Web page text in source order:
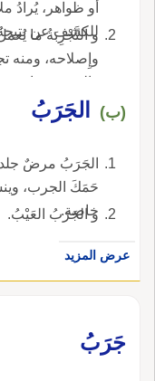
أَو ظواهر، يُرادُ
للكشف عن
و التَّجْرِبَةُ ما
وإِصلاحه، ومنه
والجمع : تجارِب.
(ب) الجَرَبُ
الجَرَبُ مرضٌ
حَمَكَ الجرب،
خاصة.
و الجَرَبُ العَيْبُ.
عرض المزيد
جَرَبُ